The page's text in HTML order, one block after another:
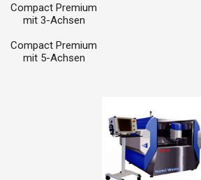
Compact Premium
mit 3-Achsen
Compact Premium
mit 5-Achsen